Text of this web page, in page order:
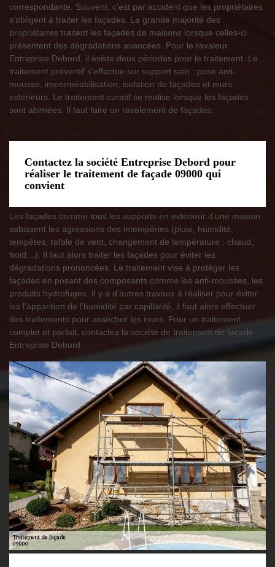
correspondante. Souvent, c’est par accident que les propriétaires
s’obligent à traiter les façades. La grande majorité des
propriétaires traitent les façades de maisons lorsque celles-ci
présentent des dégradations avancées. Pour le ravaleur
Entreprise Debord, il existe deux périodes pour le traitement. Le
traitement préventif s’effectue sur support sain : pose anti-
mousse, imperméabilisation, isolation de façades et murs
extérieurs. Le traitement curatif se réalise lorsque les façades
sont abimées. Il faut faire un ravalement de façades.
Contactez la société Entreprise Debord pour
réaliser le traitement de façade 09000 qui
convient
Les façades comme tous les supports en extérieur d’une maison
subissent les agressions des intempéries (pluie, humidité,
tempêtes, rafale de vent, changement de température : chaud,
froid…). Il faut alors traiter les façades pour éviter les
dégradations prononcées. Le traitement vise à protéger les
façades en posant des composants comme les anti-mousses, les
produits hydrofuges. Il y a d’autres travaux à réaliser pour éviter
les l’apparition de l’humidité par capillarité, il faut alors effectuer
des traitements pour assécher les murs. Pour un traitement
complet et parfait, contactez la société de traitement de façade
Entreprise Debord.